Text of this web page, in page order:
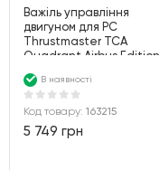
Важіль управління
двигуном для PC
Thrustmaster TCA
Quadrant Airbus Edition
В наявності
Код товару: 163215
5 749 грн